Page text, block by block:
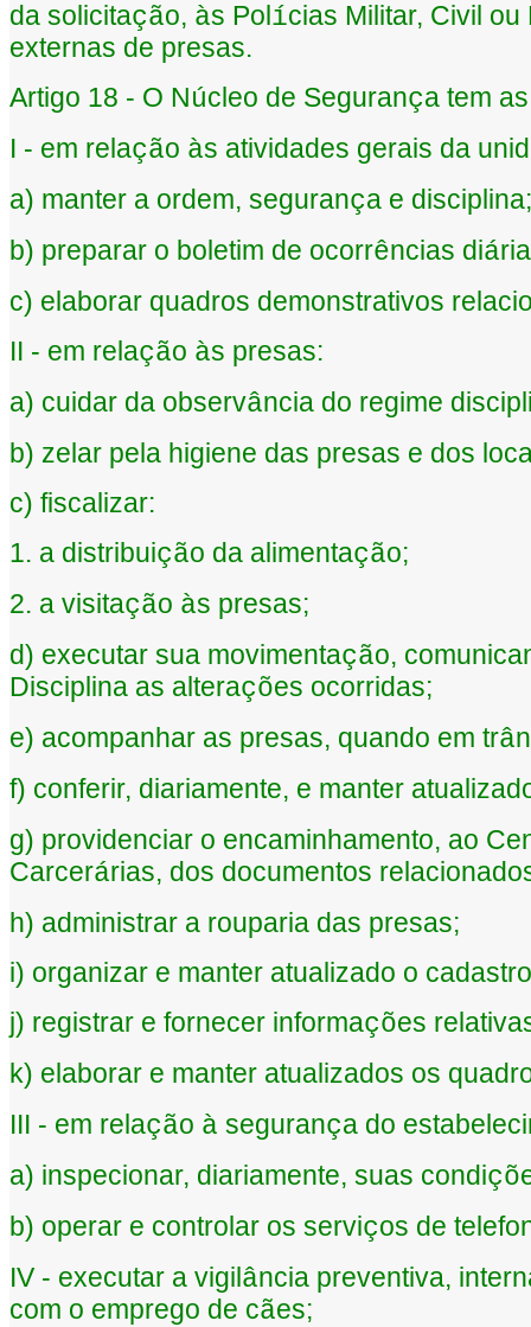
da solicitação, às Pol ícias Militar, Civil
externas de presas.
Artigo 18 - O Núcleo de Segurança tem
I - em relação às atividades gerais da
a) manter a ordem, segurança e disciplina;
b) preparar o boletim de ocorrências diá
c) elaborar quadros demonstrativos
II - em relação às presas:
a) cuidar da observância do regime
b) zelar pela higiene das presas e dos
c) fiscalizar:
1. a distribuição da alimentação;
2. a visitação às presas;
d) executar sua movimentação,
Disciplina as alterações ocorridas;
e) acompanhar as presas, quando em trâ
f) conferir, diariamente, e manter
g) providenciar o encaminhamento, ao
Carcerárias, dos documentos
h) administrar a rouparia das presas;
i) organizar e manter atualizado o
j) registrar e fornecer informações
k) elaborar e manter atualizados os
III - em relação à segurança do
a) inspecionar, diariamente, suas condiçõ
b) operar e controlar os serviços de
IV - executar a vigil ância preventiva,
com o emprego de cães;